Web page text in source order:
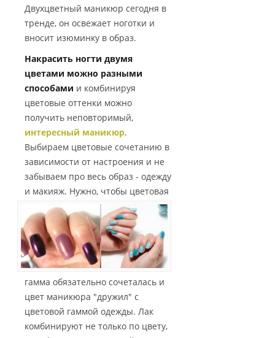
Двухцветный маникюр сегодня в
тренде, он освежает ноготки и
вносит изюминку в образ.
Накрасить ногти двумя
цветами можно разными
способами и комбинируя
цветовые оттенки можно
получить неповторимый,
интересный маникюр.
Выбираем цветовые сочетанию в
зависимости от настроения и не
забываем про весь образ - одежду
и макияж. Нужно, чтобы цветовая
гамма обязательно сочеталась и
цвет маникюра "дружил" с
цветовой гаммой одежды. Лак
комбинируют не только по цвету,